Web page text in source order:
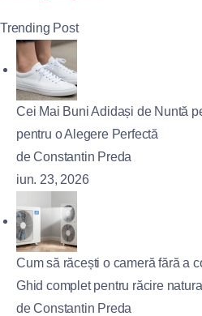
Trending Post
Cei Mai Buni Adidași de Nuntă
pentru o Alegere Perfectă
de Constantin Preda
iun. 23, 2026
Cum să răcești o cameră fără a
Ghid complet pentru răcire
de Constantin Preda